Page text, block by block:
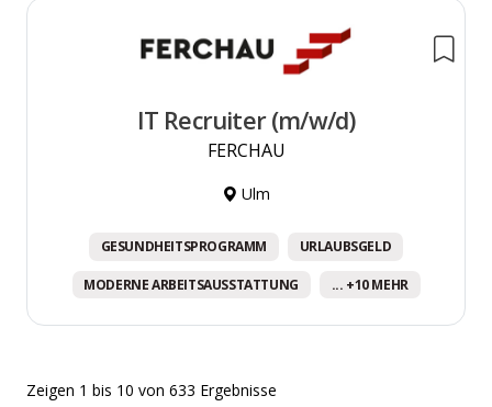
IT Recruiter (m/w/d)
FERCHAU
Ulm
GESUNDHEITSPROGRAMM URLAUBSGELD
MODERNE ARBEITSAUSSTATTUNG ... +10 MEHR
Zeigen 1 bis 10 von 633 Ergebnisse